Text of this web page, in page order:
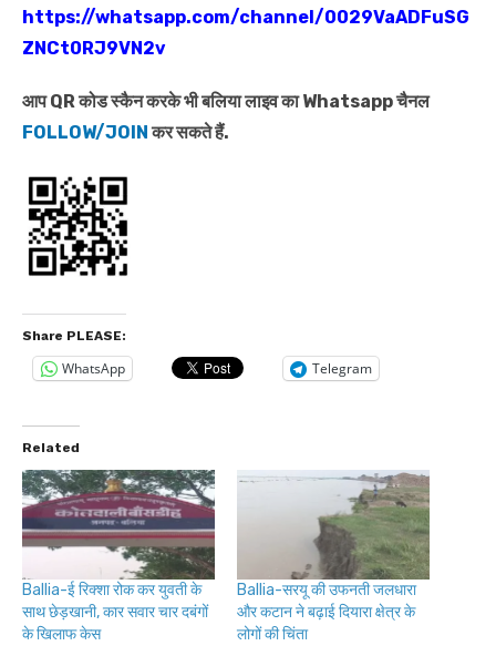
https://whatsapp.com/channel/0029VaADFuSG
ZNCt0RJ9VN2v
आप QR कोड स्कैन करके भी बलिया लाइव का Whatsapp चैनल
FOLLOW/JOINकर सकते हैं.
Share PLEASE:
WhatsApp Telegram
Related
Ballia-ई रिक्शा रोक कर युवती के
साथ छेड़खानी, कार सवार चार दबंगों
के खिलाफ केस
Ballia-सरयू की उफनती जलधारा
और कटान ने बढ़ाई दियारा क्षेत्र के
लोगों की चिंता